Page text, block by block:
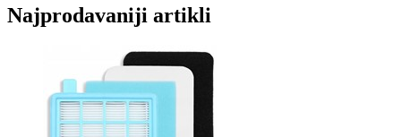
Najprodavaniji artikli